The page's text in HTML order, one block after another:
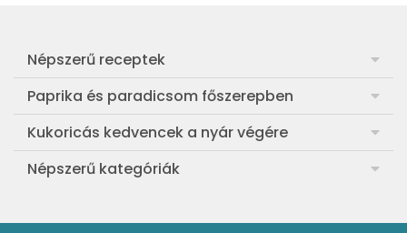
Népszerű receptek
Frankfurti leves
Egyszerű muffin
Aranygaluska
Egyszerű krumplifőzelék
Paprika és paradicsom főszerepben
Pan con Tomate
Paradicsom és paprika eltevése télre
Paradicsomos húsgombóc
Kukoricás kedvencek a nyár végére
Legfinomabb főtt kukorica
Bang bang kukorica
Népszerű kategóriák